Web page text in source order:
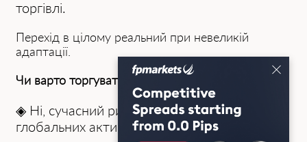
торгівлі.
Перехід в цілому реальний при невеликій
адаптації.
Чи варто торгувати лише місцевими активами?
◈ Ні, сучасний ринок дає доступ до
глобальних активів.